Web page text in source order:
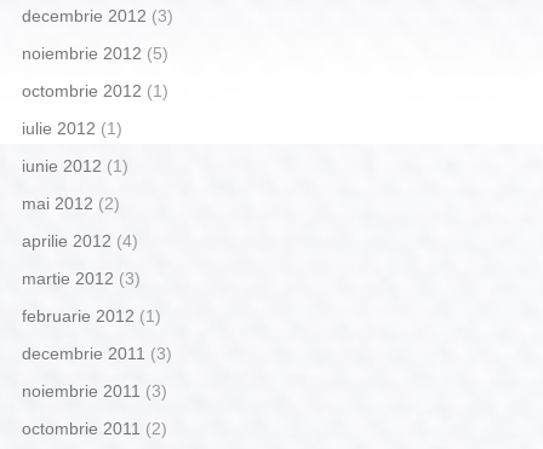
decembrie 2012 (3)
noiembrie 2012 (5)
octombrie 2012 (1)
iulie 2012 (1)
iunie 2012 (1)
mai 2012 (2)
aprilie 2012 (4)
martie 2012 (3)
februarie 2012 (1)
decembrie 2011 (3)
noiembrie 2011 (3)
octombrie 2011 (2)